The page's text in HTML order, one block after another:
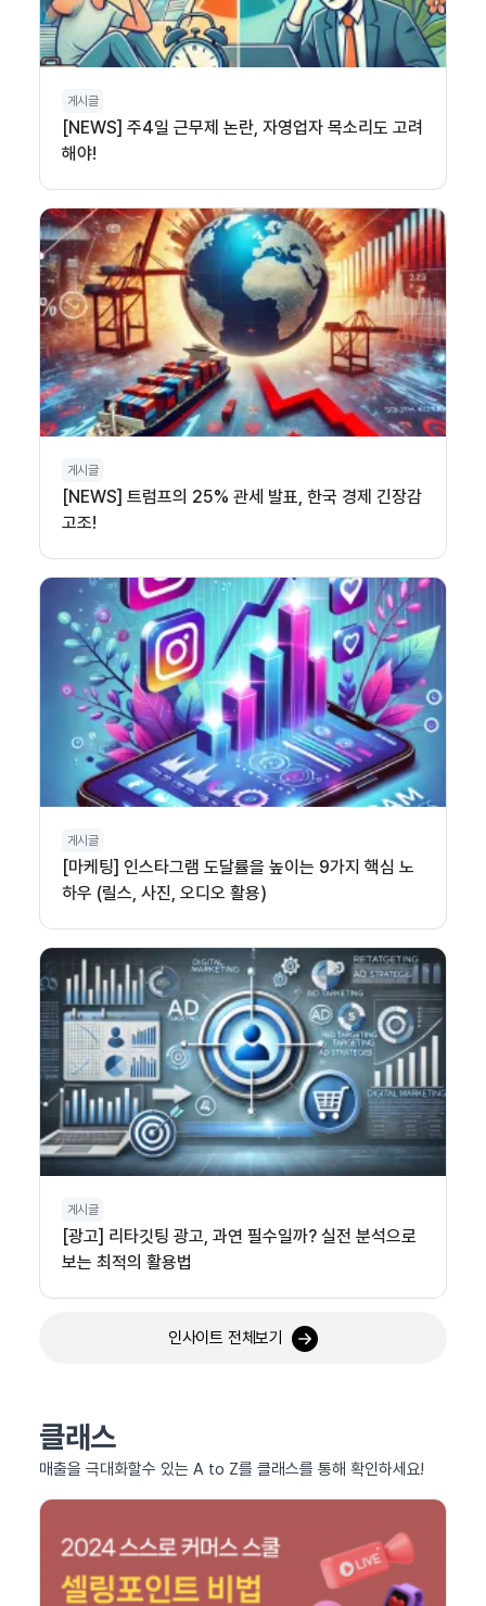
게시글
[NEWS] 주4일 근무제 논란, 자영업자 목소리도 고려
해야!
게시글
[NEWS] 트럼프의 25% 관세 발표, 한국 경제 긴장감
고조!
게시글
[마케팅] 인스타그램 도달률을 높이는 9가지 핵심 노
하우 (릴스, 사진, 오디오 활용)
게시글
[광고] 리타깃팅 광고, 과연 필수일까? 실전 분석으로
보는 최적의 활용법
인사이트 전체보기
클래스
매출을 극대화할수 있는 A to Z를 클래스를 통해 확인하세요!